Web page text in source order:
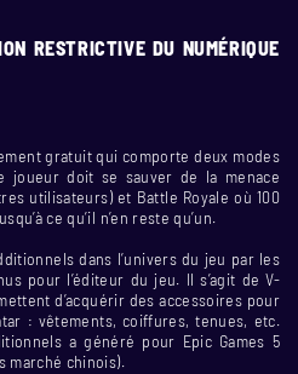
RESTRICTIVE DU NUMÉRIQUE
gratuit qui comporte deux modes
joueur doit se sauver de la menace
utilisateurs) et Battle Royale où 100
ce qu’il n’en reste qu’un.
dans l’univers du jeu par les
pour l’éditeur du jeu. Il s’agit de V-
d’acquérir des accessoires pour
: vêtements, coiffures, tenues, etc.
a généré pour Epic Games 5
marché chinois).